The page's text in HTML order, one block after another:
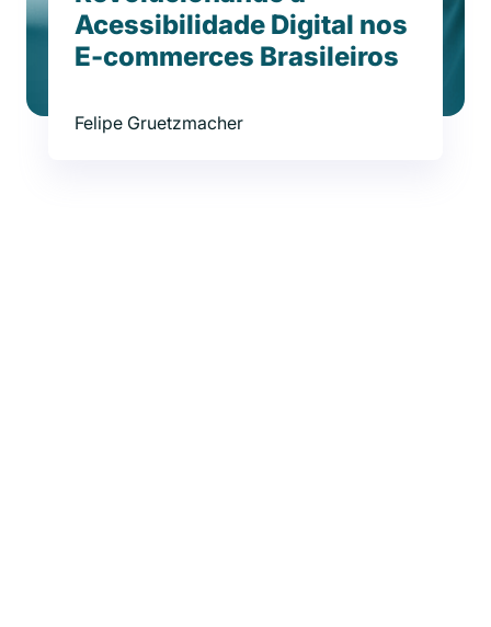
Acessibilidade Digital nos
E-commerces Brasileiros
Felipe Gruetzmacher